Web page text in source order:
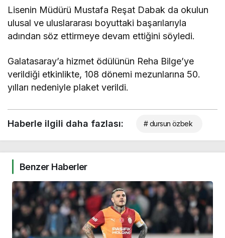
Lisenin Müdürü Mustafa Reşat Dabak da okulun
ulusal ve uluslararası boyuttaki başarılarıyla
adından söz ettirmeye devam ettiğini söyledi.
Galatasaray’a hizmet ödülünün Reha Bilge’ye
verildiği etkinlikte, 108 dönemi mezunlarına 50.
yılları nedeniyle plaket verildi.
Haberle ilgili daha fazlası: # dursun özbek
Benzer Haberler